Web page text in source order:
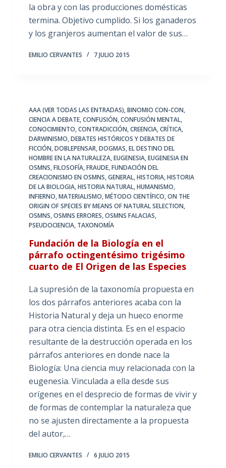
la obra y con las producciones domésticas
termina. Objetivo cumplido. Si los ganaderos
y los granjeros aumentan el valor de sus…
EMILIO CERVANTES 7 JULIO 2015
AAA (VER TODAS LAS ENTRADAS),BINOMIO CON-CON,
CIENCIA A DEBATE,CONFUSIÓN,CONFUSIÓN MENTAL,
CONOCIMIENTO,CONTRADICCIÓN,CREENCIA,CRÍTICA,
DARWINISMO,DEBATES HISTÓRICOS Y DEBATES DE
FICCIÓN,DOBLEPENSAR,DOGMAS,EL DESTINO DEL
HOMBRE EN LA NATURALEZA,EUGENESIA,EUGENESIA EN
OSMNS,FILOSOFÍA,FRAUDE,FUNDACIÓN DEL
CREACIONISMO EN OSMNS,GENERAL,HISTORIA,HISTORIA
DE LA BIOLOGIA,HISTORIA NATURAL,HUMANISMO,
INFIERNO,MATERIALISMO,MÉTODO CIENTÍFICO,ON THE
ORIGIN OF SPECIES BY MEANS OF NATURAL SELECTION,
OSMNS,OSMNS ERRORES,OSMNS FALACIAS,
PSEUDOCIENCIA, TAXONOMÍA
Fundación de la Biología en el
párrafo octingentésimo trigésimo
cuarto de El Origen de las Especies
La supresión de la taxonomía propuesta en
los dos párrafos anteriores acaba con la
Historia Natural y deja un hueco enorme
para otra ciencia distinta. Es en el espacio
resultante de la destrucción operada en los
párrafos anteriores en donde nace la
Biología: Una ciencia muy relacionada con la
eugenesia. Vinculada a ella desde sus
orígenes en el desprecio de formas de vivir y
de formas de contemplar la naturaleza que
no se ajusten directamente a la propuesta
del autor,…
EMILIO CERVANTES 6 JULIO 2015